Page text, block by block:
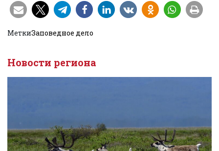
МеткиЗаповедное дело
Новости региона